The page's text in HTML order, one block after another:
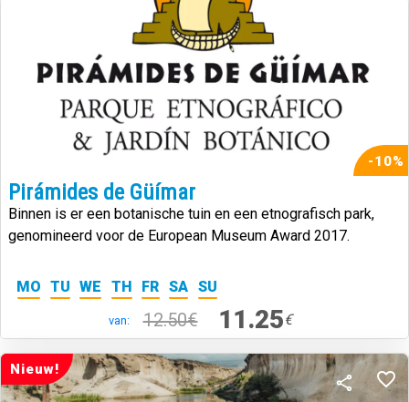
-10%
Pirámides de Güímar
Binnen is er een botanische tuin en een etnografisch park,
genomineerd voor de European Museum Award 2017.
MO TU WE TH FR SA SU
van: 12.50€ 11.25€
Nieuw!